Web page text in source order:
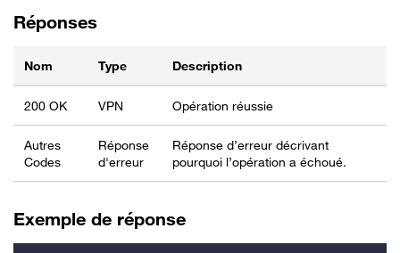
Réponses
Nom Type Description
200 OK VPN Opération réussie
Autres
Codes
Réponse
d'erreur
Réponse d’erreur décrivant
pourquoi l’opération a échoué.
Exemple de réponse